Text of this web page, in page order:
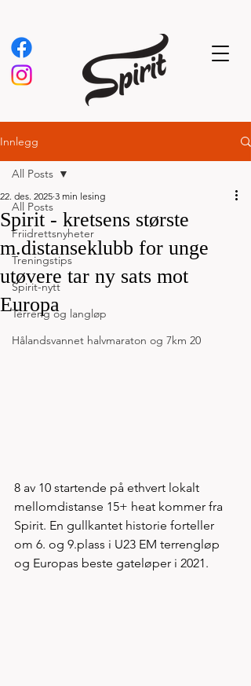
Innlegg
All Posts
Friidrettsnyheter
Treningstips
Spirit-nytt
Terreng og langløp
Hålandsvannet halvmaraton og 7km 20
All Posts
Spirit - kretsens største
m.distanseklubb for unge
utøvere tar ny sats mot
Europa
22. des. 2025 3 min lesing
8 av 10 startende på ethvert lokalt
mellomdistanse 15+ heat kommer fra
Spirit. En gullkantet historie forteller
om 6. og 9.plass i U23 EM terrengløp
og Europas beste gateløper i 2021.